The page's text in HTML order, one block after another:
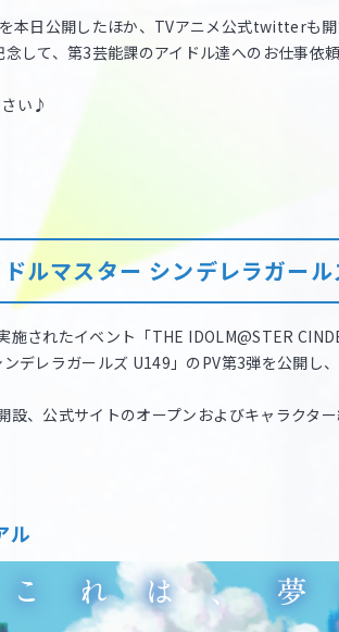
本日公開したほか、TVアニメ公式twitterも開
して、第3芸能課のアイドル達へのお仕事
い♪
ルマスター シンデレラガー
施されたイベント「THE IDOLM@STER
デレラガールズ U149」のPV第3弾を公開し
、公式サイトのオープンおよびキャラクター
ル